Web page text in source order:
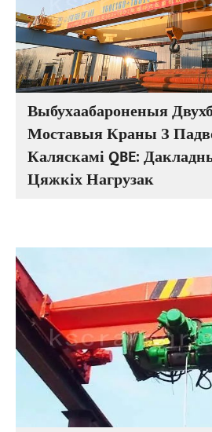
Выбухаабароненыя
Моставыя Краны З
Каляскамі QBE:
Цяжкіх Нагрузак